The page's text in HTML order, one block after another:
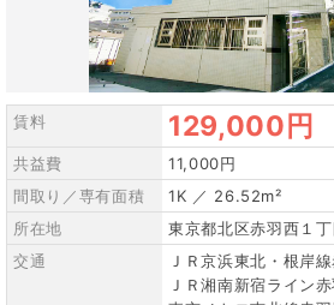
賃料 129,000円
共益費
11,000円
間取り／専有面積
1K ／ 26.52m²
所在地
東京都北区赤羽西１
交通
ＪＲ京浜東北・根岸
ＪＲ湘南新宿ライン